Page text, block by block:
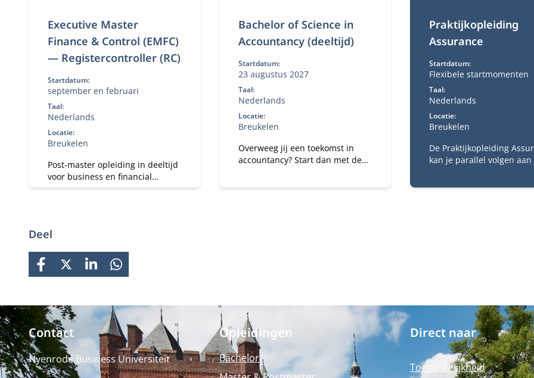
Executive Master
Finance & Control (EMFC)
— Registercontroller (RC)
Startdatum:
september en februari
Taal:
Nederlands
Locatie:
Breukelen
Post-master opleiding in deeltijd
voor business en financial
controllers met 6+ jaar ervaring.
een veranderende omgeving.
Bachelor of Science in
Accountancy (deeltijd)
Startdatum:
23 augustus 2027
Taal:
Nederlands
Locatie:
Breukelen
Overweeg jij een toekomst in
accountancy? Start dan met de
Praktijkopleiding
Assurance
Startdatum:
Flexibele startmomenten
Taal:
Nederlands
Locatie:
Breukelen
De Praktijkopleiding
kan je parallel volgen aan
Deel
FACEBOOK
X LINKEDINWHATSAPP
Contact
Nyenrode Business Universiteit
Opleidingen
Bachelor
Direct naar
Toegankelijkheid